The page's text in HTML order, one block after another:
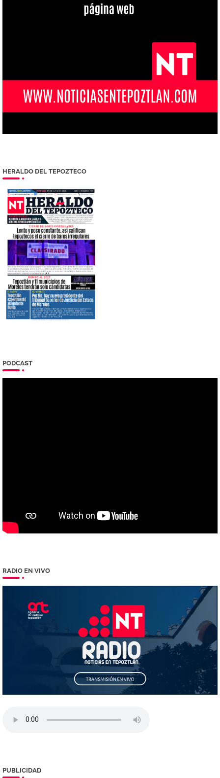
HERALDO DEL TEPOZTECO
PODCAST
RADIO EN VIVO
PUBLICIDAD